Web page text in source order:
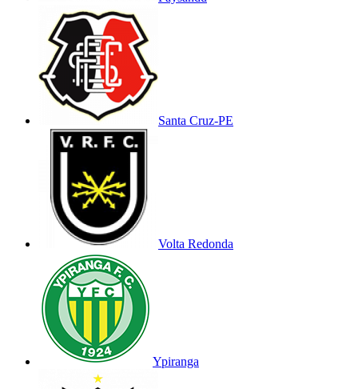
Santa Cruz-PE
Volta Redonda
Ypiranga